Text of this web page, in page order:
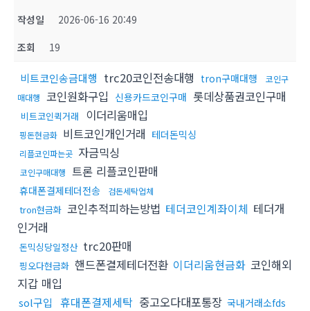
작성일
2026-06-16 20:49
조회
19
비트코인송금대행 trc20코인전송대행 tron구매대행
코인구
매대행 코인원화구입 신용카드코인구매 롯데상품권코인구매
비트코인퀵거래 이더리움매입
핑돈현금화 비트코인개인거래 테더돈믹싱
리플코인파는곳 자금믹싱
코인구매대행 트론 리플코인판매
휴대폰결제테더전송 검돈세탁업체
tron현금화 코인추적피하는방법 테더코인계좌이체 테더개
인거래
돈믹싱당일정산 trc20판매
핑오다현금화 핸드폰결제테더전환 이더리움현금화 코인해외
지갑 매입
sol구입 휴대폰결제세탁 중고오다대포통장 국내거래소fds